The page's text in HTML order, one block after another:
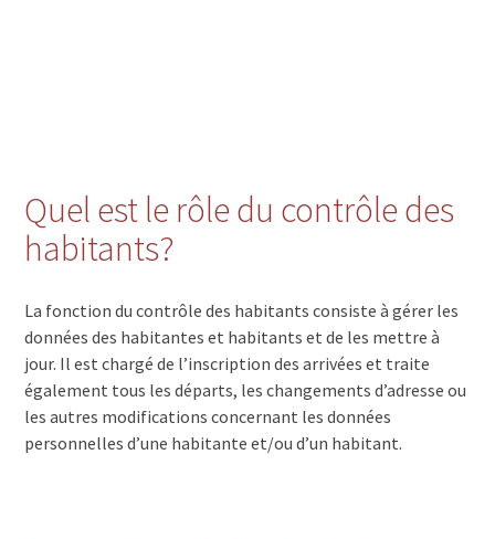
Quel est le rôle du contrôle des
habitants?
La fonction du contrôle des habitants consiste à gérer les
données des habitantes et habitants et de les mettre à
jour. Il est chargé de l’inscription des arrivées et traite
également tous les départs, les changements d’adresse ou
les autres modifications concernant les données
personnelles d’une habitante et/ou d’un habitant.